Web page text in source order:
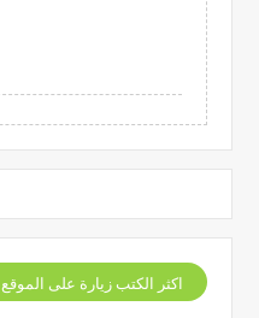
اكثر الكتب زيارة على الموقع